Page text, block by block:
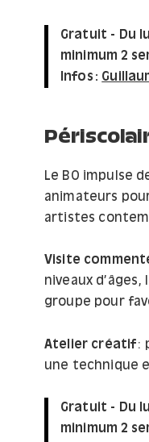
Gratuit - Du
minimum 2
Infos :
Le BO impulse
animateurs
artistes
Visite
niveaux
groupe pour
Atelier créatif :
une technique
Gratuit - Du
minimum 2